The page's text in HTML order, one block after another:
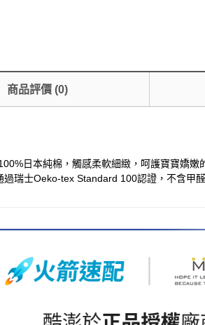
商品評價(0)
日本純棉，觸感柔軟細緻，呵護寶寶嬌
瑞士Oeko-tex Standard 100認證，不含甲